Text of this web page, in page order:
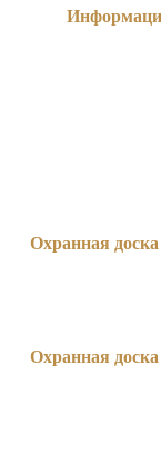
Охранная
Охранная